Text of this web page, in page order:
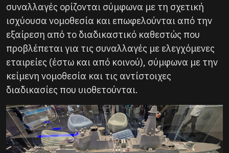
συναλλαγές ορίζονται σύμφωνα με τη σχετική
ισχύουσα νομοθεσία και επωφελούνται από την
εξαίρεση από το διαδικαστικό καθεστώς που
προβλέπεται για τις συναλλαγές με ελεγχόμενες
εταιρείες (έστω και από κοινού), σύμφωνα με την
κείμενη νομοθεσία και τις αντίστοιχες
διαδικασίες που υιοθετούνται.